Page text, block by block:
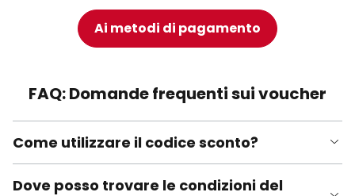
Ai metodi di pagamento
FAQ: Domande frequenti sui voucher
Come utilizzare il codice sconto?
Dove posso trovare le condizioni del